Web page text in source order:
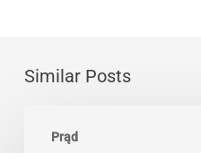
Similar Posts
Prąd